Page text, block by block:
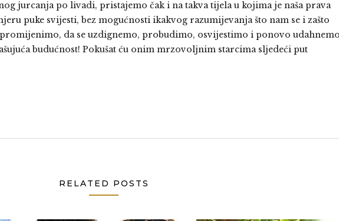
jurcanja po livadi, pristajemo čak i na takva tijela u kojima je naša prava
puke svijesti, bez mogućnosti ikakvog razumijevanja što nam se i zašto
promijenimo, da se uzdignemo, probudimo, osvijestimo i ponovo
budućnost! Pokušat ću onim mrzovoljnim starcima sljedeći put
RELATED POSTS